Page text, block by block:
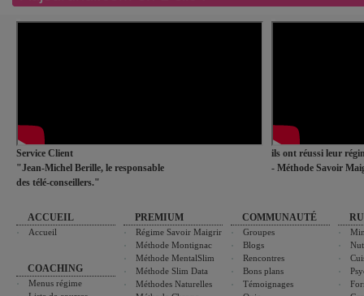
Service Client
"Jean-Michel Berille, le responsable
des télé-conseillers."
ils ont réussi leur
- Méthode Savoir
ACCUEIL
Accueil
COACHING
Menus régime
PREMIUM
Régime Savoir Maigrir
Méthode Montignac
Méthode MentalSlim
Méthode Slim Data
Méthodes Naturelles
COMMUNAUTÉ
Groupes
Blogs
Rencontres
Bons plans
Témoignages